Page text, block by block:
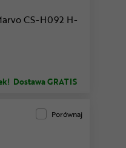
CS-H092 H-
Dostawa GRATIS
Porównaj